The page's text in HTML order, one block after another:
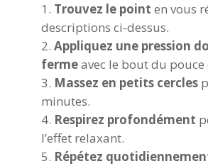
Trouvez le point en vous
descriptions ci-dessus.
Appliquez une pression
fermeavec le bout du pouce
Massez en petits cercles
minutes.
Respirez profondément
l’effet relaxant.
Répétez